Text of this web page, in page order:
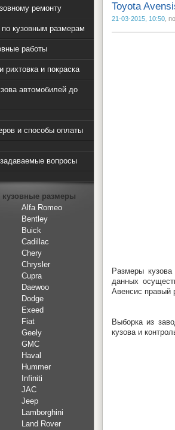
Toyota
21-03-2015, 10:50,
Размеры
данных
Авенсис правый
Выборка из
кузова и
ремонту
кузовным размерам
работы
рихтовка и покраска
автомобилей до
и способы оплаты
вопросы
кузовные размеры
Alfa Romeo
Bentley
Buick
Cadillac
Chery
Chrysler
Cupra
Daewoo
Dodge
Exeed
Fiat
Geely
GMC
Haval
Hummer
Infiniti
JAC
Jeep
Lamborghini
Land Rover